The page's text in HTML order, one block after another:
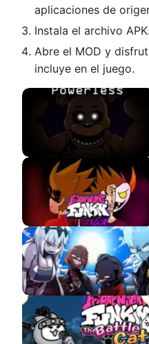
aplicaciones de
Instala el archivo APK.
Abre el MOD y
incluye en el juego.
Powerless VS Freddy
Fazbear
VS Shaggy 3.0
Entity DEMO